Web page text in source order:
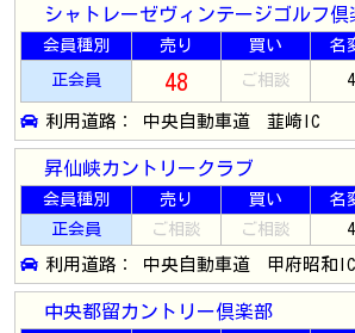
シャトレーゼヴィンテージゴルフ倶
会員種別 売り 買い 名
正会員 48 ご相談
利用道路： 中央自動車道 韮崎IC
昇仙峡カントリークラブ
会員種別 売り 買い 名
正会員
ご相談 ご相談
利用道路： 中央自動車道 甲府昭和IC
中央都留カントリー倶楽部